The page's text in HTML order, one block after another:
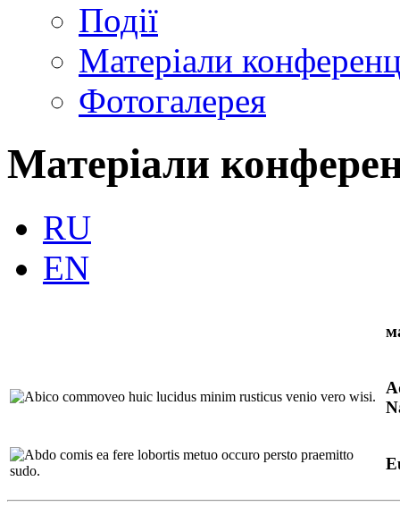
Події
Матеріали
Фотогалерея
Матеріали
RU
EN